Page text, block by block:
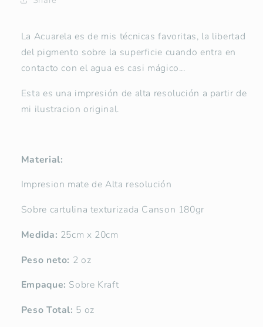
La Acuarela es de mis técnicas favoritas, la libertad
del pigmento sobre la superficie cuando entra en
contacto con el agua es casi mágico...
Esta es una impresión de alta resolución a partir de
mi ilustracion original.
Material:
Impresion mate de Alta resolución
Sobre cartulina texturizada Canson 180gr
Medida: 25cm x 20cm
Peso neto: 2 oz
Empaque: Sobre Kraft
Peso Total: 5 oz